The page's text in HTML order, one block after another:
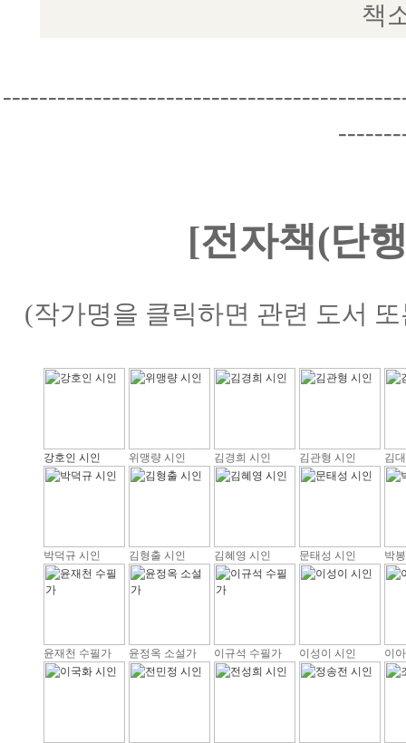
책
[전자책(단
(작가명을 클릭하면 관련 도서
강호인 시인 위맹량 시인 김경희 시인 김관형 시인 김
박덕규 시인 김형출 시인 김혜영 시인 문태성 시인 박
윤재천 수필가 윤정옥 소설가 이규석 수필가 이성이 시인 이